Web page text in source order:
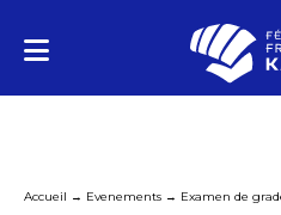
Accueil → Evenements → Examen de